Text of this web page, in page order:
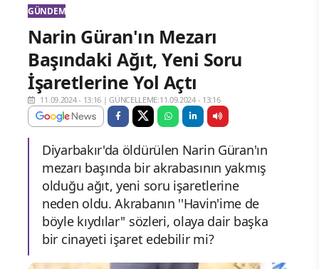
GÜNDEM
Narin Güran'ın Mezarı
Başındaki Ağıt, Yeni Soru
İşaretlerine Yol Açtı
11.09.2024 - 13:16 |GÜNCELLEME:11.09.2024 - 13:16
Diyarbakır'da öldürülen Narin Güran'ın
mezarı başında bir akrabasının yakmış
olduğu ağıt, yeni soru işaretlerine
neden oldu. Akrabanın ''Havin'ime de
böyle kıydılar'' sözleri, olaya dair başka
bir cinayeti işaret edebilir mi?